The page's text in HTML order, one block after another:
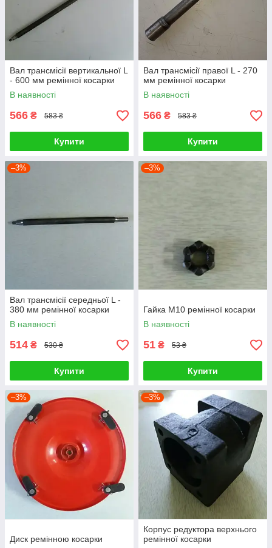
Вал трансмісії вертикальної L
- 600 мм ремінної косарки
В наявності
566 ₴ 583 ₴
Купити
Вал трансмісії правої L - 270
мм ремінної косарки
В наявності
566 ₴ 583 ₴
Купити
–3%
Вал трансмісії середньої L -
380 мм ремінної косарки
В наявності
514 ₴ 530 ₴
Купити
–3%
Гайка М10 ремінної косарки
В наявності
51 ₴ 53 ₴
Купити
–3%
Диск ремінною косарки
–3%
Корпус редуктора верхнього
ремінної косарки